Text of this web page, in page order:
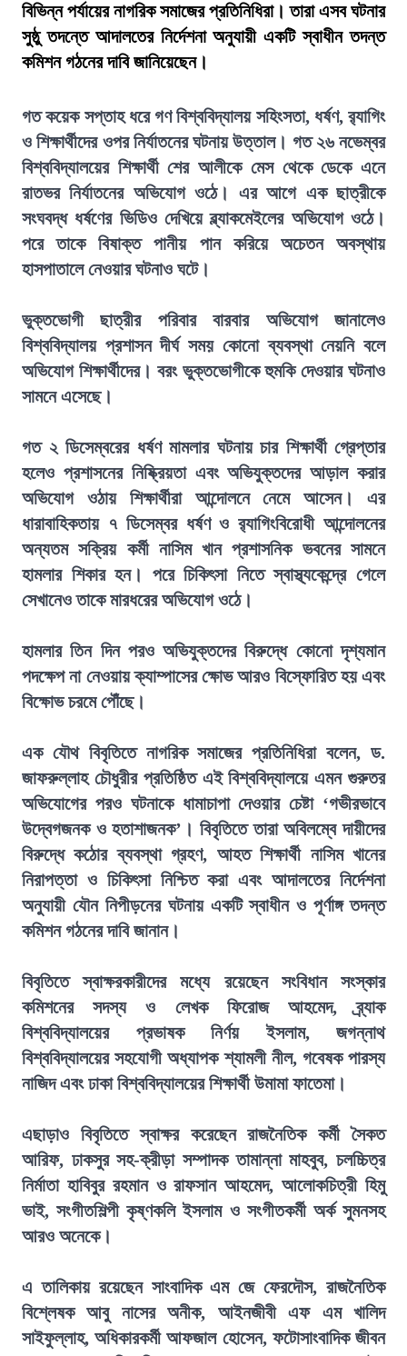
বিভিন্ন পর্যায়ের নাগরিক সমাজের প্রতিনিধিরা। তারা এসব ঘটনার
সুষ্ঠু তদন্তে আদালতের নির্দেশনা অনুযায়ী একটি স্বাধীন তদন্ত
কমিশন গঠনের দাবি জানিয়েছেন।
গত কয়েক সপ্তাহ ধরে গণ বিশ্ববিদ্যালয় সহিংসতা, ধর্ষণ, র‍্যাগিং
ও শিক্ষার্থীদের ওপর নির্যাতনের ঘটনায় উত্তাল। গত ২৬ নভেম্বর
বিশ্ববিদ্যালয়ের শিক্ষার্থী শের আলীকে মেস থেকে ডেকে এনে
রাতভর নির্যাতনের অভিযোগ ওঠে। এর আগে এক ছাত্রীকে
সংঘবদ্ধ ধর্ষণের ভিডিও দেখিয়ে ব্ল্যাকমেইলের অভিযোগ ওঠে।
পরে তাকে বিষাক্ত পানীয় পান করিয়ে অচেতন অবস্থায়
হাসপাতালে নেওয়ার ঘটনাও ঘটে।
ভুক্তভোগী ছাত্রীর পরিবার বারবার অভিযোগ জানালেও
বিশ্ববিদ্যালয় প্রশাসন দীর্ঘ সময় কোনো ব্যবস্থা নেয়নি বলে
অভিযোগ শিক্ষার্থীদের। বরং ভুক্তভোগীকে হুমকি দেওয়ার ঘটনাও
সামনে এসেছে।
গত ২ ডিসেম্বরের ধর্ষণ মামলার ঘটনায় চার শিক্ষার্থী গ্রেপ্তার
হলেও প্রশাসনের নিষ্ক্রিয়তা এবং অভিযুক্তদের আড়াল করার
অভিযোগ ওঠায় শিক্ষার্থীরা আন্দোলনে নেমে আসেন। এর
ধারাবাহিকতায় ৭ ডিসেম্বর ধর্ষণ ও র‍্যাগিংবিরোধী আন্দোলনের
অন্যতম সক্রিয় কর্মী নাসিম খান প্রশাসনিক ভবনের সামনে
হামলার শিকার হন। পরে চিকিৎসা নিতে স্বাস্থ্যকেন্দ্রে গেলে
সেখানেও তাকে মারধরের অভিযোগ ওঠে।
হামলার তিন দিন পরও অভিযুক্তদের বিরুদ্ধে কোনো দৃশ্যমান
পদক্ষেপ না নেওয়ায় ক্যাম্পাসের ক্ষোভ আরও বিস্ফোরিত হয় এবং
বিক্ষোভ চরমে পৌঁছে।
এক যৌথ বিবৃতিতে নাগরিক সমাজের প্রতিনিধিরা বলেন, ড.
জাফরুল্লাহ চৌধুরীর প্রতিষ্ঠিত এই বিশ্ববিদ্যালয়ে এমন গুরুতর
অভিযোগের পরও ঘটনাকে ধামাচাপা দেওয়ার চেষ্টা ‘গভীরভাবে
উদ্বেগজনক ও হতাশাজনক’। বিবৃতিতে তারা অবিলম্বে দায়ীদের
বিরুদ্ধে কঠোর ব্যবস্থা গ্রহণ, আহত শিক্ষার্থী নাসিম খানের
নিরাপত্তা ও চিকিৎসা নিশ্চিত করা এবং আদালতের নির্দেশনা
অনুযায়ী যৌন নিপীড়নের ঘটনায় একটি স্বাধীন ও পূর্ণাঙ্গ তদন্ত
কমিশন গঠনের দাবি জানান।
বিবৃতিতে স্বাক্ষরকারীদের মধ্যে রয়েছেন সংবিধান সংস্কার
কমিশনের সদস্য ও লেখক ফিরোজ আহমেদ, ব্র্যাক
বিশ্ববিদ্যালয়ের প্রভাষক নির্ণয় ইসলাম, জগন্নাথ
বিশ্ববিদ্যালয়ের সহযোগী অধ্যাপক শ্যামলী নীল, গবেষক পারস্য
নাজিদ এবং ঢাকা বিশ্ববিদ্যালয়ের শিক্ষার্থী উমামা ফাতেমা।
এছাড়াও বিবৃতিতে স্বাক্ষর করেছেন রাজনৈতিক কর্মী সৈকত
আরিফ, ঢাকসুর সহ-ক্রীড়া সম্পাদক তামান্না মাহবুব, চলচ্চিত্র
নির্মাতা হাবিবুর রহমান ও রাফসান আহমেদ, আলোকচিত্রী হিমু
ভাই, সংগীতশিল্পী কৃষ্ণকলি ইসলাম ও সংগীতকর্মী অর্ক সুমনসহ
আরও অনেকে।
এ তালিকায় রয়েছেন সাংবাদিক এম জে ফেরদৌস, রাজনৈতিক
বিশ্লেষক আবু নাসের অনীক, আইনজীবী এফ এম খালিদ
সাইফুল্লাহ, অধিকারকর্মী আফজাল হোসেন, ফটোসাংবাদিক জীবন